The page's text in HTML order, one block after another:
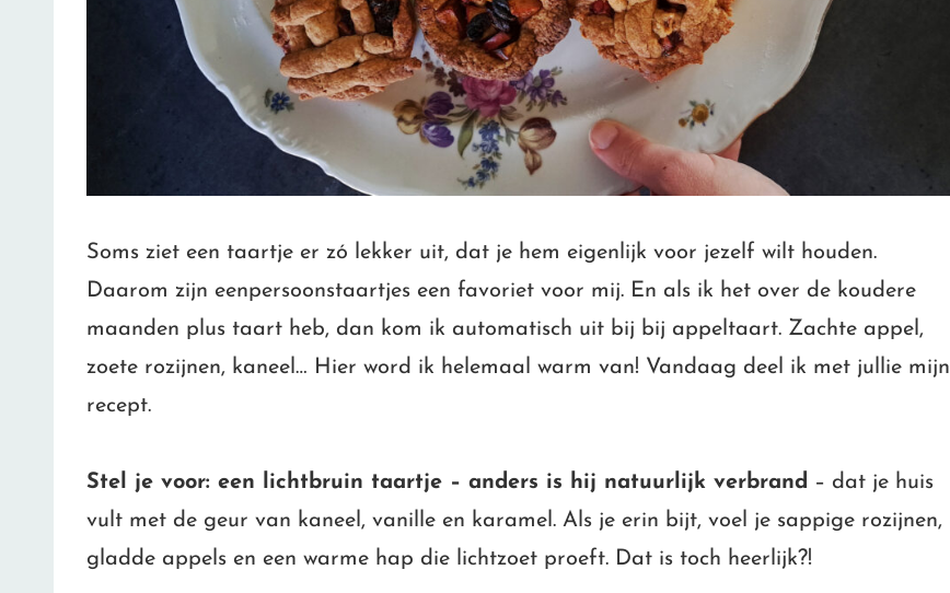
Soms ziet een taartje er zó lekker uit, dat je hem eigenlijk voor jezelf wilt houden.
Daarom zijn eenpersoonstaartjes een favoriet voor mij. En als ik het over de koudere
maanden plus taart heb, dan kom ik automatisch uit bij bij appeltaart. Zachte appel,
zoete rozijnen, kaneel… Hier word ik helemaal warm van! Vandaag deel ik met jullie mijn
recept.
Stel je voor: een lichtbruin taartje – anders is hij natuurlijk verbrand – dat je huis
vult met de geur van kaneel, vanille en karamel. Als je erin bijt, voel je sappige rozijnen,
gladde appels en een warme hap die lichtzoet proeft. Dat is toch heerlijk?!